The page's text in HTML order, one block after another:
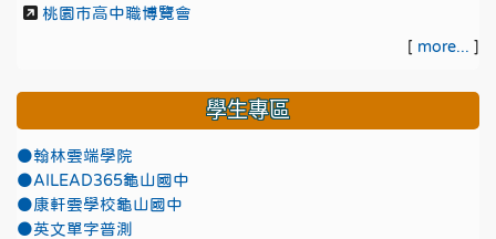
桃園市高中職博覽會
[ more... ]
學生專區
●翰林雲端學院
●AILEAD365龜山國中
●康軒雲學校龜山國中
●英文單字普測